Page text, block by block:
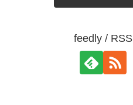
feedly / RSS